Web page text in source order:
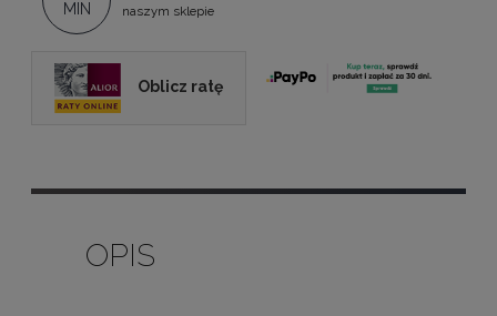
MIN
naszym sklepie
Oblicz ratę
OPIS